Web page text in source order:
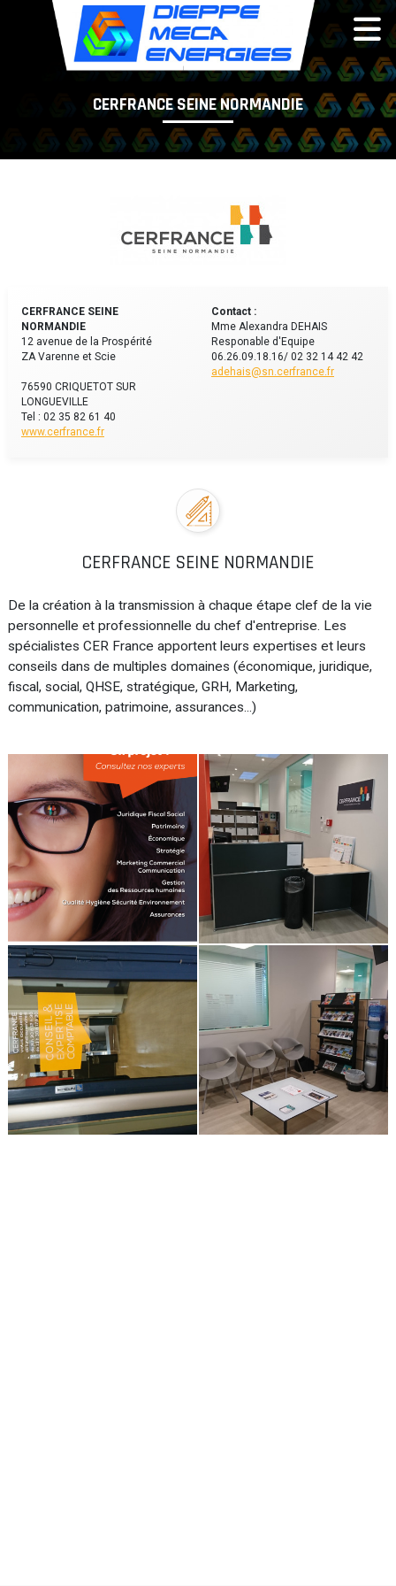
CERFRANCE SEINE NORMANDIE
CERFRANCE SEINE NORMANDIE
De la création à la transmission à chaque étape clef de la vie
personnelle et professionnelle du chef d'entreprise. Les
spécialistes CER France apportent leurs expertises et leurs
conseils dans de multiples domaines (économique, juridique,
fiscal, social, QHSE, stratégique, GRH, Marketing,
communication, patrimoine, assurances...)
CERFRANCE SEINE
NORMANDIE
12 avenue de la Prospérité
ZA Varenne et Scie
76590 CRIQUETOT SUR
LONGUEVILLE
Tel : 02 35 82 61 40
www.cerfrance.fr
Contact :
Mme Alexandra DEHAIS
Responable d'Equipe
06.26.09.18.16/ 02 32 14 42 42
adehais@sn.cerfrance.fr
Panneau de gestion des cookies